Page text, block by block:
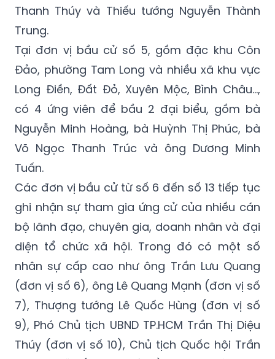
Thanh Thúy và Thiếu tướng Nguyễn Thành
Trung.
Tại đơn vị bầu cử số 5, gồm đặc khu Côn
Đảo, phường Tam Long và nhiều xã khu vực
Long Điền, Đất Đỏ, Xuyên Mộc, Bình Châu…,
có 4 ứng viên để bầu 2 đại biểu, gồm bà
Nguyễn Minh Hoàng, bà Huỳnh Thị Phúc, bà
Võ Ngọc Thanh Trúc và ông Dương Minh
Tuấn.
Các đơn vị bầu cử từ số 6 đến số 13 tiếp tục
ghi nhận sự tham gia ứng cử của nhiều cán
bộ lãnh đạo, chuyên gia, doanh nhân và đại
diện tổ chức xã hội. Trong đó có một số
nhân sự cấp cao như ông Trần Lưu Quang
(đơn vị số 6), ông Lê Quang Mạnh (đơn vị số
7), Thượng tướng Lê Quốc Hùng (đơn vị số
9), Phó Chủ tịch UBND TP.HCM Trần Thị Diệu
Thúy (đơn vị số 10), Chủ tịch Quốc hội Trần